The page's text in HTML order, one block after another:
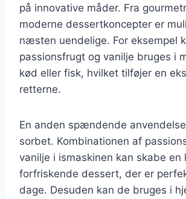
på innovative måder. Fra
moderne dessertkoncepter er
næsten uendelige. For eksempel
passionsfrugt og vanilje bruges i
kød eller fisk, hvilket tilføjer en
retterne.
En anden spændende
sorbet. Kombinationen af
vanilje i ismaskinen kan skabe
forfriskende dessert, der er
dage. Desuden kan de bruges i